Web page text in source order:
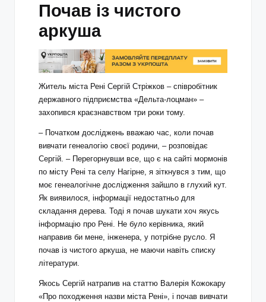
Почав із чистого
аркуша
Житель міста Рені Сергій Стріжков – співробітник
державного підприємства «Дельта-лоцман» –
захопився краєзнавством три роки тому.
– Початком досліджень вважаю час, коли почав
вивчати генеалогію своєї родини, – розповідає
Сергій. – Перегорнувши все, що є на сайті мормонів
по місту Рені та селу Нагірне, я зіткнувся з тим, що
моє генеалогічне дослідження зайшло в глухий кут.
Як виявилося, інформації недостатньо для
складання дерева. Тоді я почав шукати хоч якусь
інформацію про Рені. Не було керівника, який
направив би мене, інженера, у потрібне русло. Я
почав із чистого аркуша, не маючи навіть списку
літератури.
Якось Сергій натрапив на статтю Валерія Кожокару
«Про походження назви міста Рені», і почав вивчати